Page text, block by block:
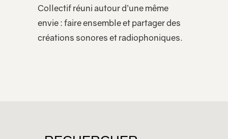
Collectif réuni autour d’une même
envie : faire ensemble et partager des
créations sonores et radiophoniques.